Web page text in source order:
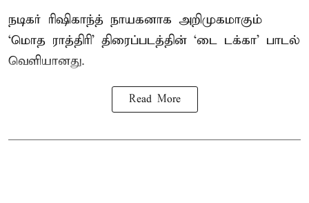
நடிகர் ரிஷிகாந்த் நாயகனாக அறிமுகமாகும்
‘மொத ராத்திரி’ திரைப்படத்தின் ‘டை டக்கா’ பாடல்
வெளியானது.
Read More